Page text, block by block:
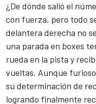
¿De dónde salió el
con fuerza, pero todo
delantera derecha no
una parada en boxes
rueda en la pista y
vueltas. Aunque
su determinación de
logrando finalmente